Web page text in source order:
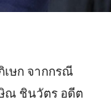
เษก จากกรณี
ณ ชินวัตร อดีต